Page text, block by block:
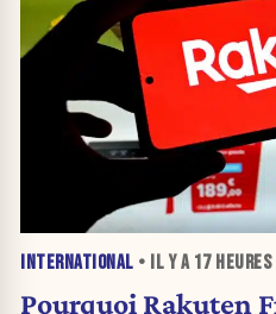
INTERNATIONAL • IL Y A 17 HEURES
Pourquoi Rakuten